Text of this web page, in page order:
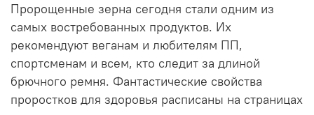
Пророщенные зерна сегодня стали одним из
самых востребованных продуктов. Их
рекомендуют веганам и любителям ПП,
спортсменам и всем, кто следит за длиной
брючного ремня. Фантастические свойства
проростков для здоровья расписаны на страницах